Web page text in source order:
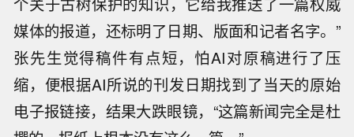
媒体的报道，还标明了日期、版面和记者名字。”
张先生觉得稿件有点短，怕AI对原稿进行了压
缩，便根据AI所说的刊发日期找到了当天的原始
电子报链接，结果大跌眼镜，“这篇新闻完全是杜